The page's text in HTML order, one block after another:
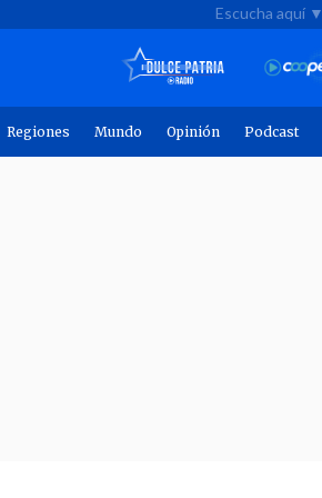
Escucha aquí ▼
Regiones Mundo Opinión Podcast